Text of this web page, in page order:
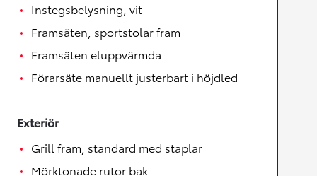
Instegsbelysning, vit
Framsäten, sportstolar fram
Framsäten eluppvärmda
Förarsäte manuellt justerbart i höjdled
Exteriör
Grill fram, standard med staplar
Mörktonade rutor bak